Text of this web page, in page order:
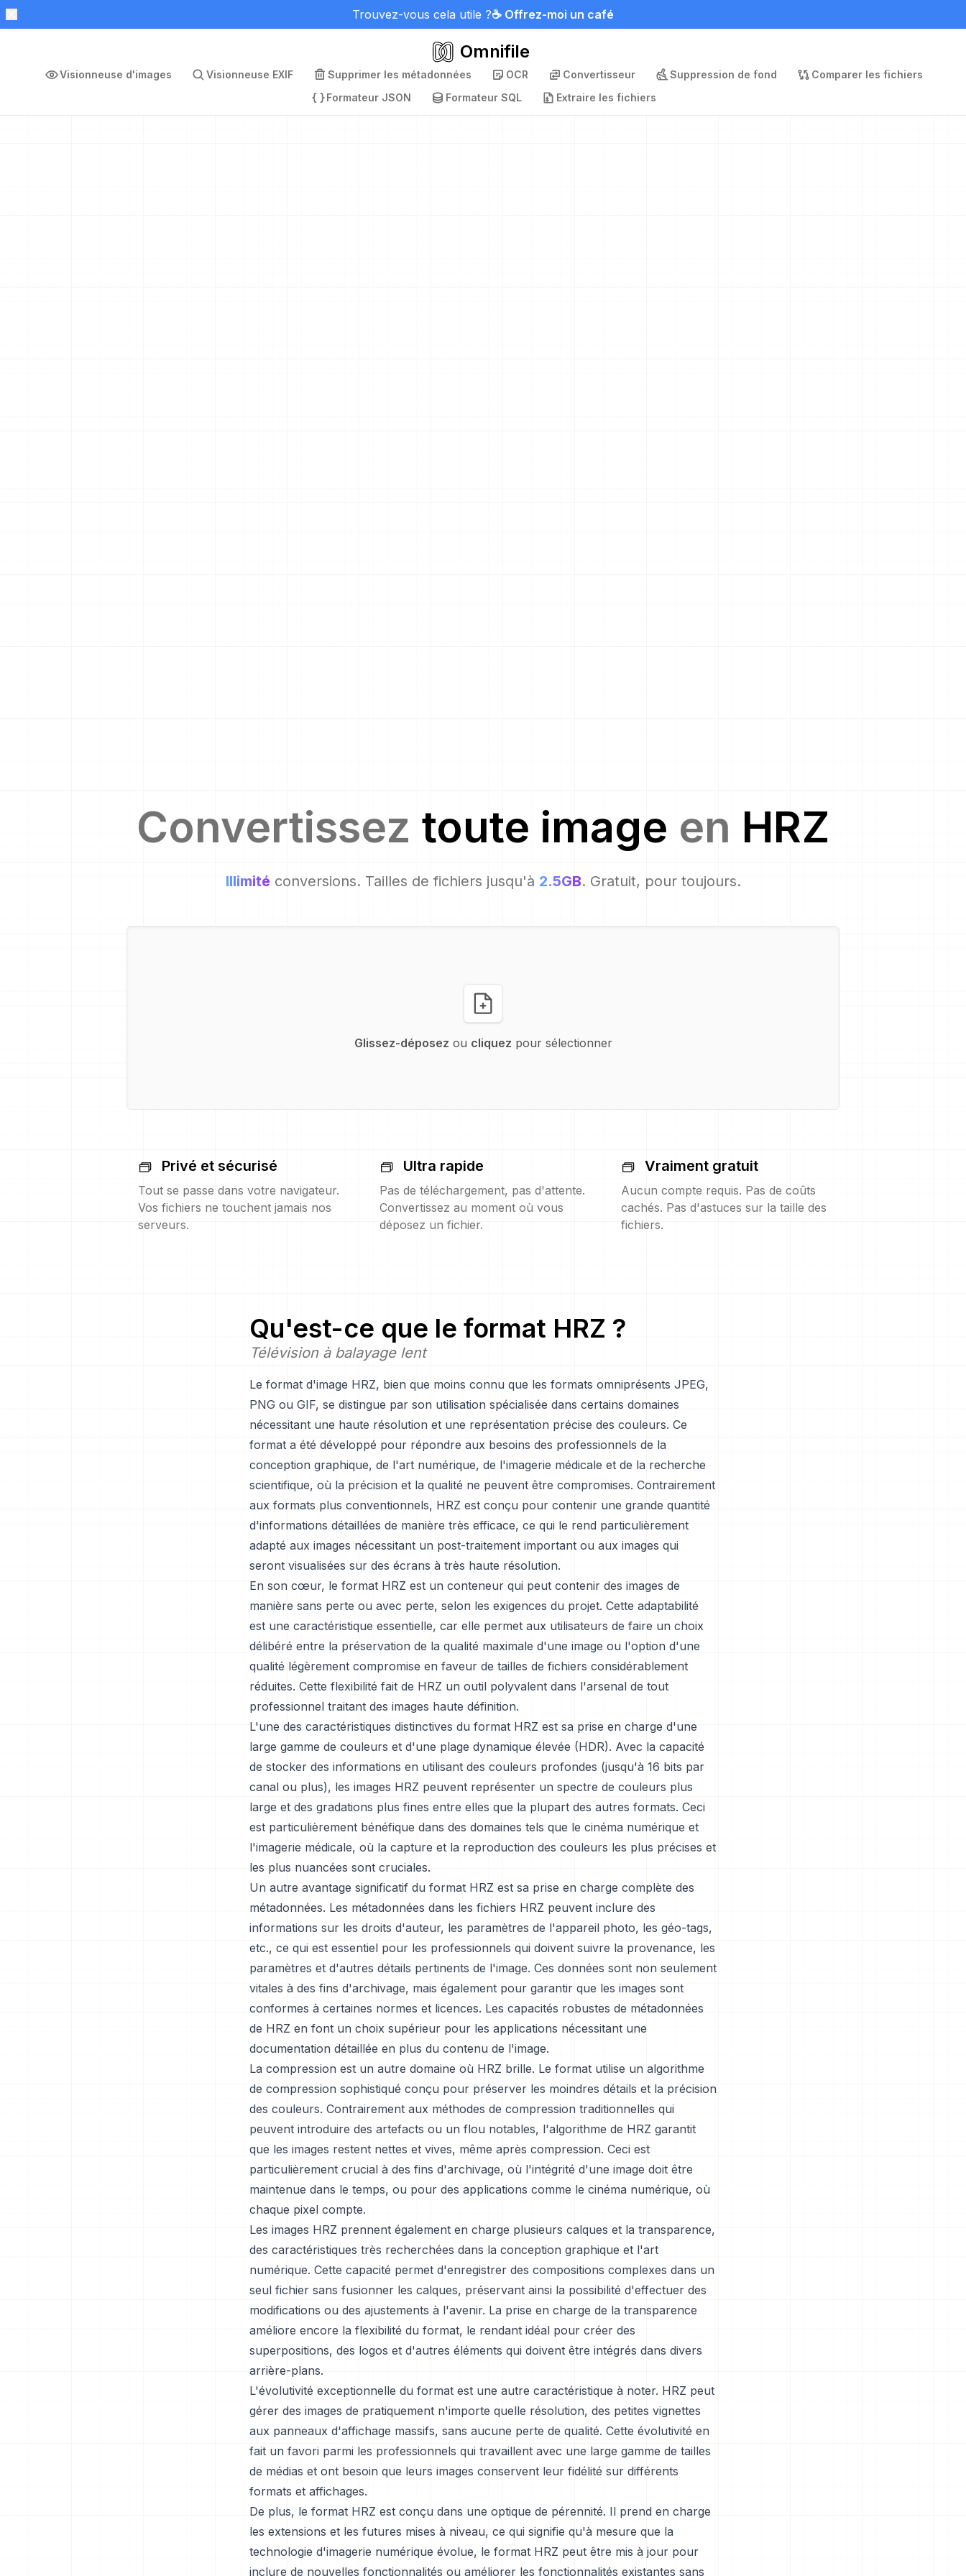
Trouvez-vous cela utile ?☕ Offrez-moi un café
Omnifile
Visionneuse d'images Visionneuse EXIF Supprimer les métadonnées OCR Convertisseur Suppression de fond
Comparer les fichiers
Formateur JSON
Formateur SQL Extraire les fichiers
Convertissez toute image en HRZ
Illimité conversions. Tailles de fichiers jusqu'à 2.5GB. Gratuit, pour toujours.
Glissez-déposez ou cliquez pour sélectionner
Privé et sécurisé
Tout se passe dans votre navigateur.
Vos fichiers ne touchent jamais nos
serveurs.
Ultra rapide
Pas de téléchargement, pas d'attente.
Convertissez au moment où vous
déposez un fichier.
Vraiment gratuit
Aucun compte requis. Pas de coûts
cachés. Pas d'astuces sur la taille des
fichiers.
Qu'est-ce que le format HRZ ?
Télévision à balayage lent
Le format d'image HRZ, bien que moins connu que les formats omniprésents JPEG,
PNG ou GIF, se distingue par son utilisation spécialisée dans certains domaines
nécessitant une haute résolution et une représentation précise des couleurs. Ce
format a été développé pour répondre aux besoins des professionnels de la
conception graphique, de l'art numérique, de l'imagerie médicale et de la recherche
scientifique, où la précision et la qualité ne peuvent être compromises. Contrairement
aux formats plus conventionnels, HRZ est conçu pour contenir une grande quantité
d'informations détaillées de manière très efficace, ce qui le rend particulièrement
adapté aux images nécessitant un post-traitement important ou aux images qui
seront visualisées sur des écrans à très haute résolution.
En son cœur, le format HRZ est un conteneur qui peut contenir des images de
manière sans perte ou avec perte, selon les exigences du projet. Cette adaptabilité
est une caractéristique essentielle, car elle permet aux utilisateurs de faire un choix
délibéré entre la préservation de la qualité maximale d'une image ou l'option d'une
qualité légèrement compromise en faveur de tailles de fichiers considérablement
réduites. Cette flexibilité fait de HRZ un outil polyvalent dans l'arsenal de tout
professionnel traitant des images haute définition.
L'une des caractéristiques distinctives du format HRZ est sa prise en charge d'une
large gamme de couleurs et d'une plage dynamique élevée (HDR). Avec la capacité
de stocker des informations en utilisant des couleurs profondes (jusqu'à 16 bits par
canal ou plus), les images HRZ peuvent représenter un spectre de couleurs plus
large et des gradations plus fines entre elles que la plupart des autres formats. Ceci
est particulièrement bénéfique dans des domaines tels que le cinéma numérique et
l'imagerie médicale, où la capture et la reproduction des couleurs les plus précises et
les plus nuancées sont cruciales.
Un autre avantage significatif du format HRZ est sa prise en charge complète des
métadonnées. Les métadonnées dans les fichiers HRZ peuvent inclure des
informations sur les droits d'auteur, les paramètres de l'appareil photo, les géo-tags,
etc., ce qui est essentiel pour les professionnels qui doivent suivre la provenance, les
paramètres et d'autres détails pertinents de l'image. Ces données sont non seulement
vitales à des fins d'archivage, mais également pour garantir que les images sont
conformes à certaines normes et licences. Les capacités robustes de métadonnées
de HRZ en font un choix supérieur pour les applications nécessitant une
documentation détaillée en plus du contenu de l'image.
La compression est un autre domaine où HRZ brille. Le format utilise un algorithme
de compression sophistiqué conçu pour préserver les moindres détails et la précision
des couleurs. Contrairement aux méthodes de compression traditionnelles qui
peuvent introduire des artefacts ou un flou notables, l'algorithme de HRZ garantit
que les images restent nettes et vives, même après compression. Ceci est
particulièrement crucial à des fins d'archivage, où l'intégrité d'une image doit être
maintenue dans le temps, ou pour des applications comme le cinéma numérique, où
chaque pixel compte.
Les images HRZ prennent également en charge plusieurs calques et la transparence,
des caractéristiques très recherchées dans la conception graphique et l'art
numérique. Cette capacité permet d'enregistrer des compositions complexes dans un
seul fichier sans fusionner les calques, préservant ainsi la possibilité d'effectuer des
modifications ou des ajustements à l'avenir. La prise en charge de la transparence
améliore encore la flexibilité du format, le rendant idéal pour créer des
superpositions, des logos et d'autres éléments qui doivent être intégrés dans divers
arrière-plans.
L'évolutivité exceptionnelle du format est une autre caractéristique à noter. HRZ peut
gérer des images de pratiquement n'importe quelle résolution, des petites vignettes
aux panneaux d'affichage massifs, sans aucune perte de qualité. Cette évolutivité en
fait un favori parmi les professionnels qui travaillent avec une large gamme de tailles
de médias et ont besoin que leurs images conservent leur fidélité sur différents
formats et affichages.
De plus, le format HRZ est conçu dans une optique de pérennité. Il prend en charge
les extensions et les futures mises à niveau, ce qui signifie qu'à mesure que la
technologie d'imagerie numérique évolue, le format HRZ peut être mis à jour pour
inclure de nouvelles fonctionnalités ou améliorer les fonctionnalités existantes sans